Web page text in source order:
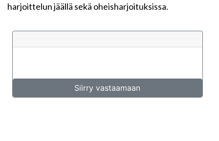
harjoittelun jäällä sekä oheisharjoituksissa.